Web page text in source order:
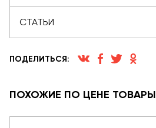
СТАТЬИ
ПОДЕЛИТЬСЯ:
ПОХОЖИЕ ПО ЦЕНЕ ТОВАРЫ